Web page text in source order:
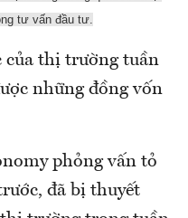
tư vấn đầu tư.
của thị trường tuần
những đồng vốn
phỏng vấn tỏ
đã bị thuyết